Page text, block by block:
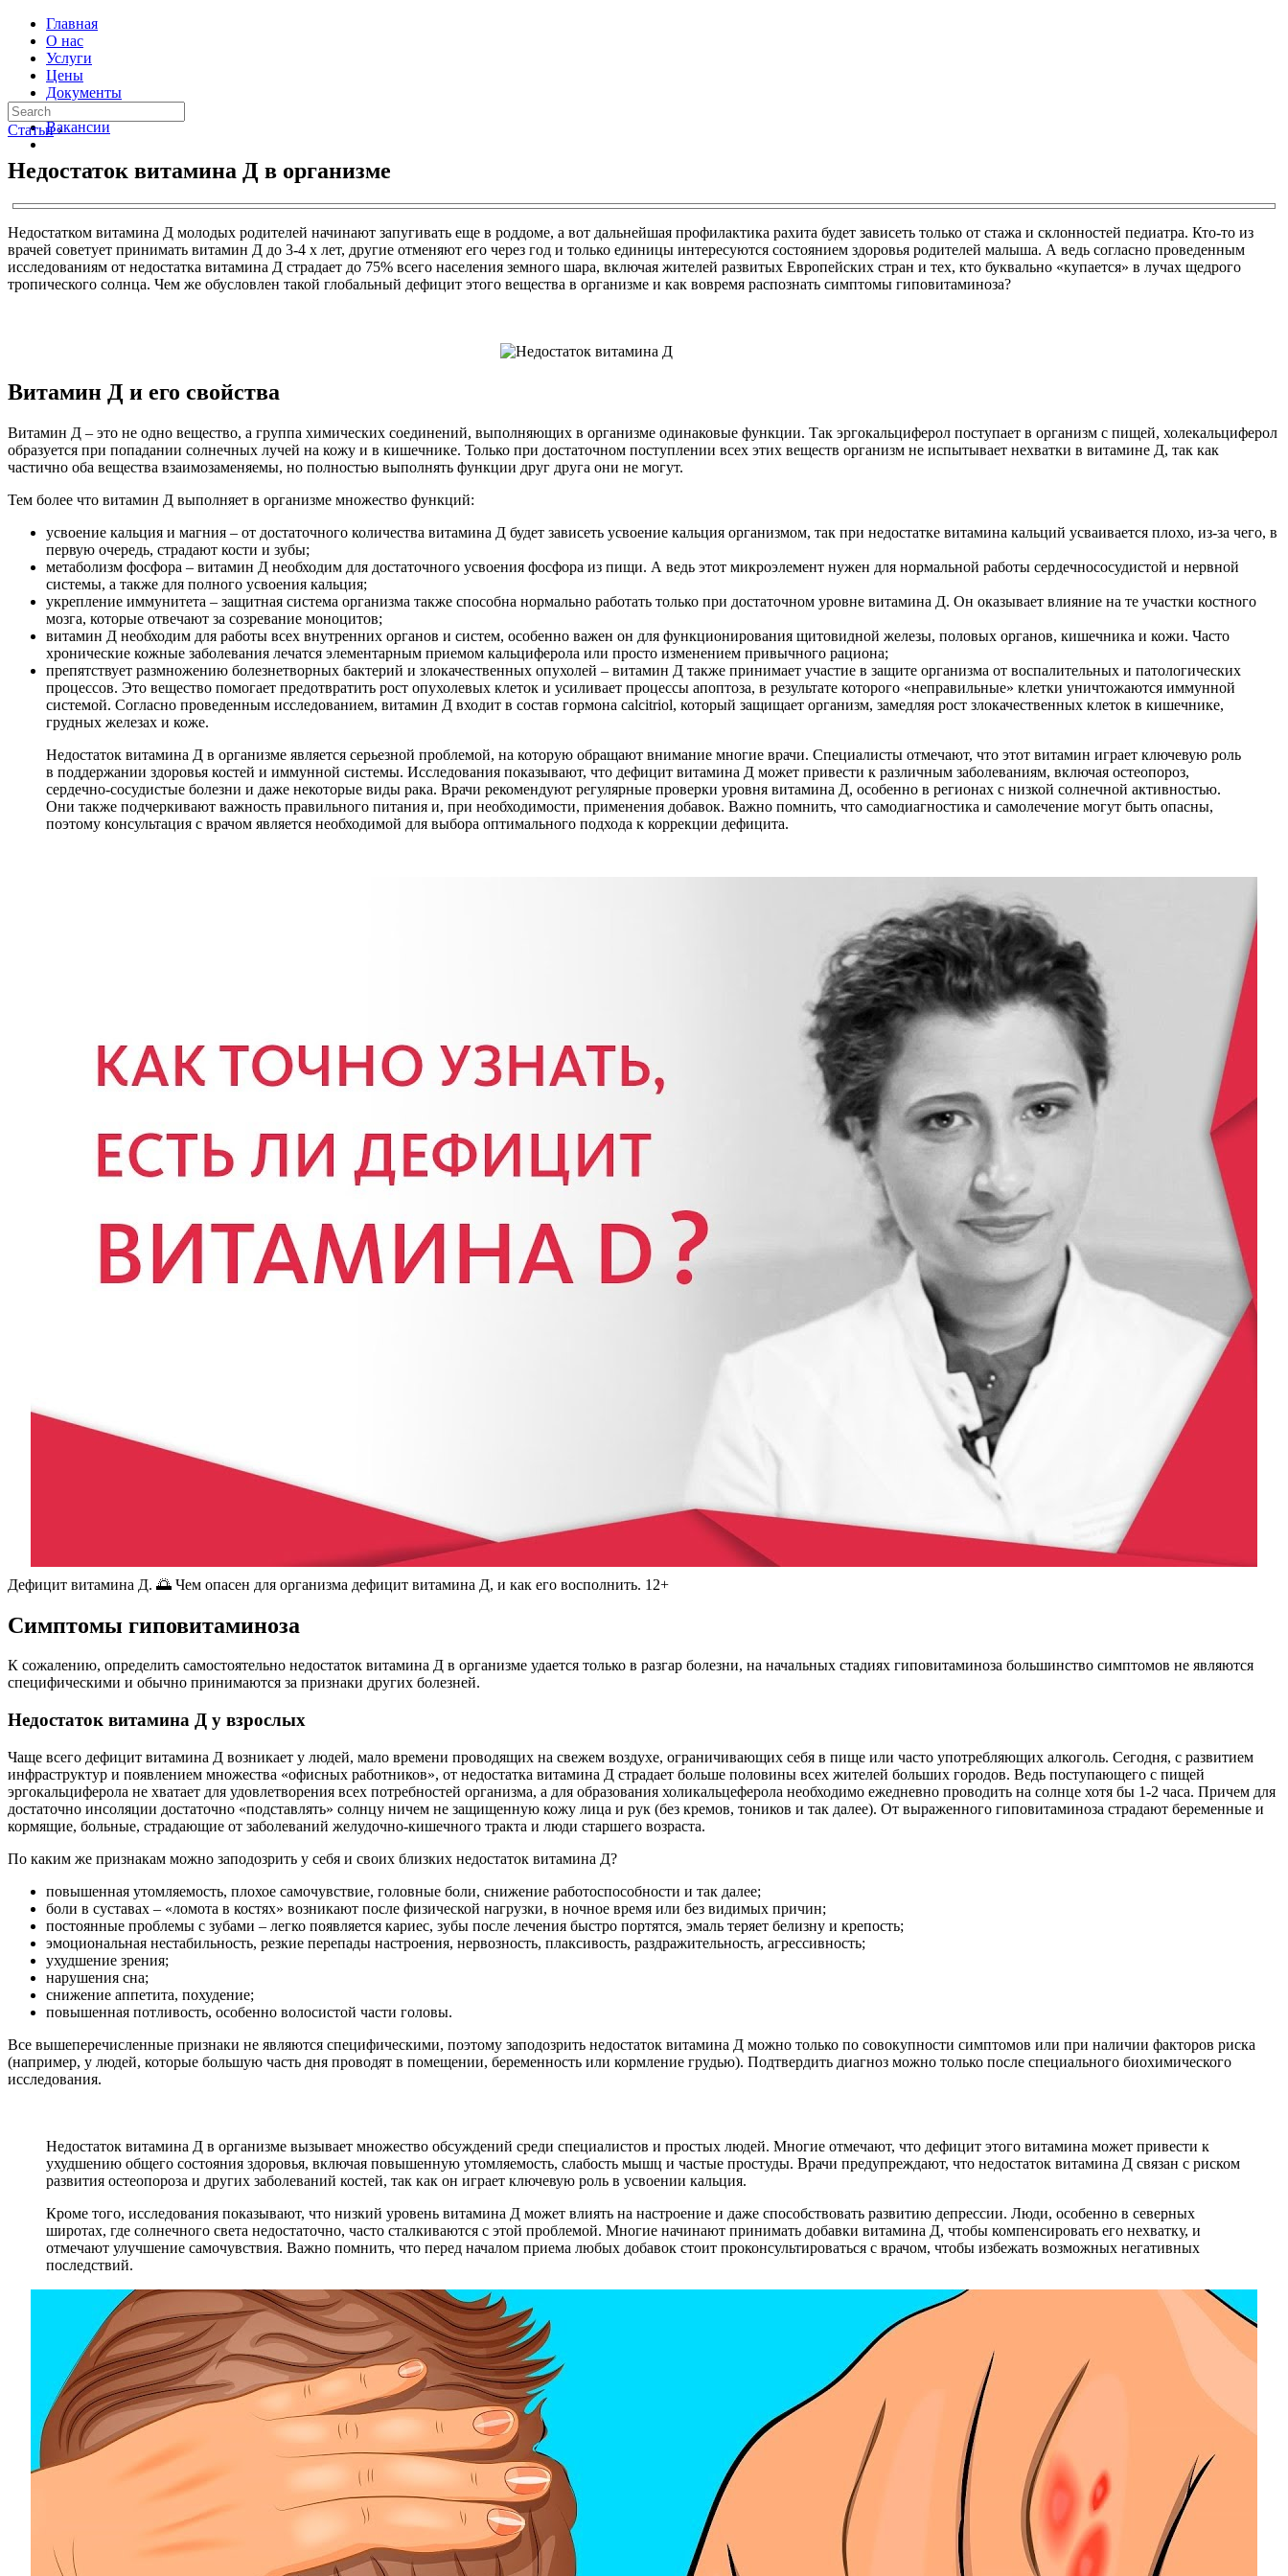
Главная
О нас
Услуги
Цены
Документы
Контакты
Вакансии
Статьи ›
Недостаток витамина Д в организме
Недостатком витамина Д молодых родителей начинают запугивать еще в роддоме, а вот дальнейшая профилактика рахита будет зависеть только от стажа и склонностей педиатра. Кто-то из
врачей советует принимать витамин Д до 3-4 х лет, другие отменяют его через год и только единицы интересуются состоянием здоровья родителей малыша. А ведь согласно проведенным
исследованиям от недостатка витамина Д страдает до 75% всего населения земного шара, включая жителей развитых Европейских стран и тех, кто буквально «купается» в лучах щедрого
тропического солнца. Чем же обусловлен такой глобальный дефицит этого вещества в организме и как вовремя распознать симптомы гиповитаминоза?
Витамин Д и его свойства
Витамин Д – это не одно вещество, а группа химических соединений, выполняющих в организме одинаковые функции. Так эргокальциферол поступает в организм с пищей, холекальциферол
образуется при попадании солнечных лучей на кожу и в кишечнике. Только при достаточном поступлении всех этих веществ организм не испытывает нехватки в витамине Д, так как
частично оба вещества взаимозаменяемы, но полностью выполнять функции друг друга они не могут.
Тем более что витамин Д выполняет в организме множество функций:
усвоение кальция и магния – от достаточного количества витамина Д будет зависеть усвоение кальция организмом, так при недостатке витамина кальций усваивается плохо, из-за чего, в
первую очередь, страдают кости и зубы;
метаболизм фосфора – витамин Д необходим для достаточного усвоения фосфора из пищи. А ведь этот микроэлемент нужен для нормальной работы сердечнососудистой и нервной
системы, а также для полного усвоения кальция;
укрепление иммунитета – защитная система организма также способна нормально работать только при достаточном уровне витамина Д. Он оказывает влияние на те участки костного
мозга, которые отвечают за созревание моноцитов;
витамин Д необходим для работы всех внутренних органов и систем, особенно важен он для функционирования щитовидной железы, половых органов, кишечника и кожи. Часто
хронические кожные заболевания лечатся элементарным приемом кальциферола или просто изменением привычного рациона;
препятствует размножению болезнетворных бактерий и злокачественных опухолей – витамин Д также принимает участие в защите организма от воспалительных и патологических
процессов. Это вещество помогает предотвратить рост опухолевых клеток и усиливает процессы апоптоза, в результате которого «неправильные» клетки уничтожаются иммунной
системой. Согласно проведенным исследованием, витамин Д входит в состав гормона calcitriol, который защищает организм, замедляя рост злокачественных клеток в кишечнике,
грудных железах и коже.
Недостаток витамина Д в организме является серьезной проблемой, на которую обращают внимание многие врачи. Специалисты отмечают, что этот витамин играет ключевую роль
в поддержании здоровья костей и иммунной системы. Исследования показывают, что дефицит витамина Д может привести к различным заболеваниям, включая остеопороз,
сердечно-сосудистые болезни и даже некоторые виды рака. Врачи рекомендуют регулярные проверки уровня витамина Д, особенно в регионах с низкой солнечной активностью.
Они также подчеркивают важность правильного питания и, при необходимости, применения добавок. Важно помнить, что самодиагностика и самолечение могут быть опасны,
поэтому консультация с врачом является необходимой для выбора оптимального подхода к коррекции дефицита.
Дефицит витамина Д. 🌅 Чем опасен для организма дефицит витамина Д, и как его восполнить. 12+
Симптомы гиповитаминоза
К сожалению, определить самостоятельно недостаток витамина Д в организме удается только в разгар болезни, на начальных стадиях гиповитаминоза большинство симптомов не являются
специфическими и обычно принимаются за признаки других болезней.
Недостаток витамина Д у взрослых
Чаще всего дефицит витамина Д возникает у людей, мало времени проводящих на свежем воздухе, ограничивающих себя в пище или часто употребляющих алкоголь. Сегодня, с развитием
инфраструктур и появлением множества «офисных работников», от недостатка витамина Д страдает больше половины всех жителей больших городов. Ведь поступающего с пищей
эргокальциферола не хватает для удовлетворения всех потребностей организма, а для образования холикальцеферола необходимо ежедневно проводить на солнце хотя бы 1-2 часа. Причем для
достаточно инсоляции достаточно «подставлять» солнцу ничем не защищенную кожу лица и рук (без кремов, тоников и так далее). От выраженного гиповитаминоза страдают беременные и
кормящие, больные, страдающие от заболеваний желудочно-кишечного тракта и люди старшего возраста.
По каким же признакам можно заподозрить у себя и своих близких недостаток витамина Д?
повышенная утомляемость, плохое самочувствие, головные боли, снижение работоспособности и так далее;
боли в суставах – «ломота в костях» возникают после физической нагрузки, в ночное время или без видимых причин;
постоянные проблемы с зубами – легко появляется кариес, зубы после лечения быстро портятся, эмаль теряет белизну и крепость;
эмоциональная нестабильность, резкие перепады настроения, нервозность, плаксивость, раздражительность, агрессивность;
ухудшение зрения;
нарушения сна;
снижение аппетита, похудение;
повышенная потливость, особенно волосистой части головы.
Все вышеперечисленные признаки не являются специфическими, поэтому заподозрить недостаток витамина Д можно только по совокупности симптомов или при наличии факторов риска
(например, у людей, которые большую часть дня проводят в помещении, беременность или кормление грудью). Подтвердить диагноз можно только после специального биохимического
исследования.
Недостаток витамина Д в организме вызывает множество обсуждений среди специалистов и простых людей. Многие отмечают, что дефицит этого витамина может привести к
ухудшению общего состояния здоровья, включая повышенную утомляемость, слабость мышц и частые простуды. Врачи предупреждают, что недостаток витамина Д связан с риском
развития остеопороза и других заболеваний костей, так как он играет ключевую роль в усвоении кальция.
Кроме того, исследования показывают, что низкий уровень витамина Д может влиять на настроение и даже способствовать развитию депрессии. Люди, особенно в северных
широтах, где солнечного света недостаточно, часто сталкиваются с этой проблемой. Многие начинают принимать добавки витамина Д, чтобы компенсировать его нехватку, и
отмечают улучшение самочувствия. Важно помнить, что перед началом приема любых добавок стоит проконсультироваться с врачом, чтобы избежать возможных негативных
последствий.